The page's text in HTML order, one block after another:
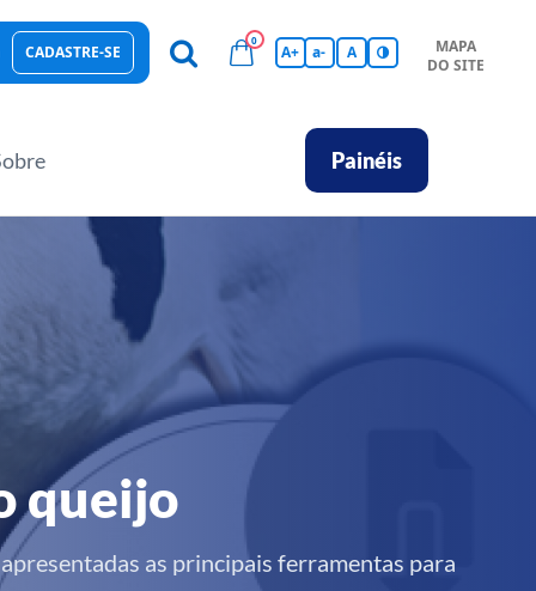
Hub de Conhecimentos
CADASTRE-SE
0
A+ a- A
MAPA
DO SITE
Painéis
queijo
as principais ferramentas para